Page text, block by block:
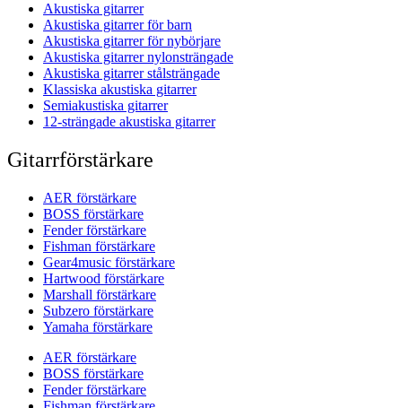
Akustiska gitarrer
Akustiska gitarrer för barn
Akustiska gitarrer för nybörjare
Akustiska gitarrer nylonsträngade
Akustiska gitarrer stålsträngade
Klassiska akustiska gitarrer
Semiakustiska gitarrer
12-strängade akustiska gitarrer
Gitarrförstärkare
AER förstärkare
BOSS förstärkare
Fender förstärkare
Fishman förstärkare
Gear4music förstärkare
Hartwood förstärkare
Marshall förstärkare
Subzero förstärkare
Yamaha förstärkare
AER förstärkare
BOSS förstärkare
Fender förstärkare